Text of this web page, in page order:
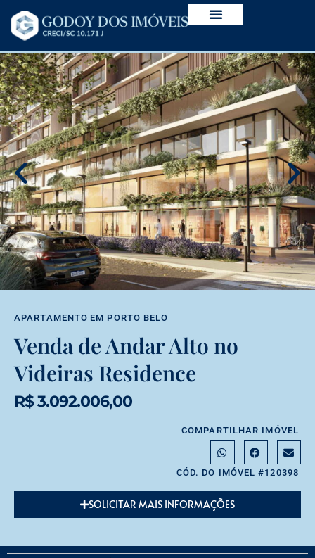
APARTAMENTO EM PORTO BELO
Venda de Andar Alto no
Videiras Residence
R$ 3.092.006,00
COMPARTILHAR IMÓVEL
CÓD. DO IMÓVEL #120398
SOLICITAR MAIS INFORMAÇÕES